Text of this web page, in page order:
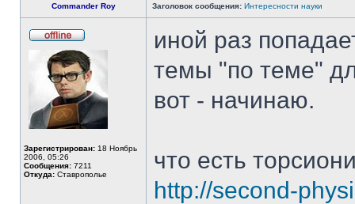
Commander Roy Заголовок сообщения: Интересности науки
в
сети
Зарегистрирован: 18 Ноябрь
2006, 05:26
Сообщения: 7211
Откуда: Ставрополье
иной раз
темы "по теме"
вот - начинаю.
что есть
http://second-